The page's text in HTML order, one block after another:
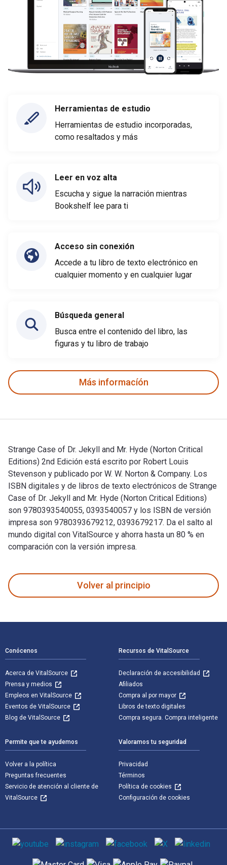
Herramientas de estudio
Herramientas de estudio incorporadas,
como resaltados y más
Leer en voz alta
Escucha y sigue la narración mientras
Bookshelf lee para ti
Acceso sin conexión
Accede a tu libro de texto electrónico en
cualquier momento y en cualquier lugar
Búsqueda general
Busca entre el contenido del libro, las
figuras y tu libro de trabajo
Más informacíón
Strange Case of Dr. Jekyll and Mr. Hyde (Norton Critical
Editions) 2nd Edición está escrito por Robert Louis
Stevenson y publicado por W. W. Norton & Company. Los
ISBN digitales y de libros de texto electrónicos de Strange
Case of Dr. Jekyll and Mr. Hyde (Norton Critical Editions)
son 9780393540055, 0393540057 y los ISBN de versión
impresa son 9780393679212, 0393679217. Da el salto al
mundo digital con VitalSource y ahorra hasta un 80 % en
comparación con la versión impresa.
Volver al principio
Conócenos
Acerca de VitalSource
Prensa y medios
Empleos en VitalSource
Eventos de VitalSource
Blog de VitalSource
Recursos de VitalSource
Declaración de accesibilidad
Afiliados
Compra al por mayor
Libros de texto digitales
Compra segura. Compra inteligente
Permite que te ayudemos
Volver a la política
Preguntas frecuentes
Servicio de atención al cliente de
VitalSource
Valoramos tu seguridad
Privacidad
Términos
Política de cookies
Configuración de cookies
Medios de comunicación social